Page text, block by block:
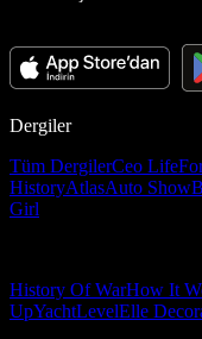
Dergiler
Tüm DergilerCeo Life
HistoryAtlasAuto Show
Girl
History Of WarHow It
UpYachtLevelElle